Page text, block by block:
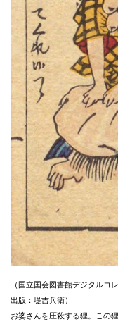
（国立国会図書館デジタル
出版：堤吉兵衛）
お婆さんを圧殺する狸。この